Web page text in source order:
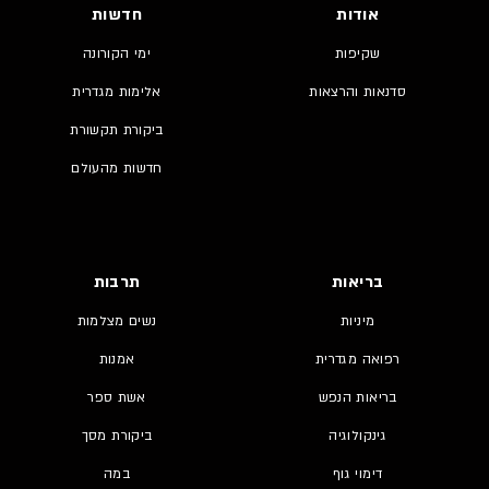
אודות
שקיפות
סדנאות והרצאות
חדשות
ימי הקורונה
אלימות מגדרית
ביקורת תקשורת
חדשות מהעולם
בריאות
מיניות
רפואה מגדרית
בריאות הנפש
גינקולוגיה
דימוי גוף
תרבות
נשים מצלמות
אמנות
אשת ספר
ביקורת מסך
במה